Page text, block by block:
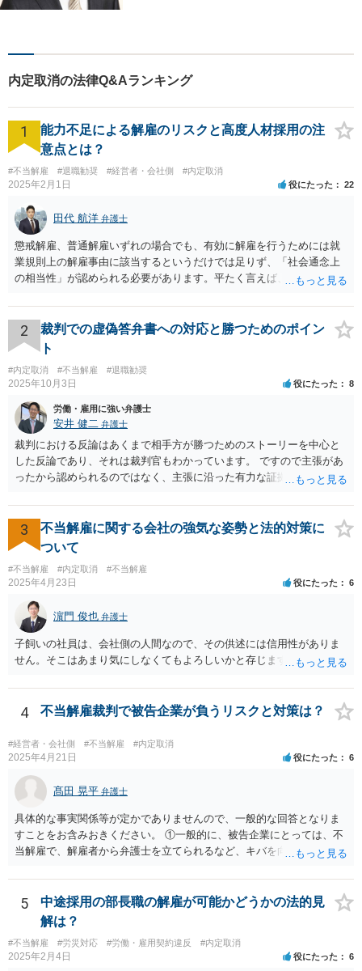
事案かどうかも含め、私が親
ぜひご相談ください。
内定取消の法律Q&Aランキング
1
能力不足による解雇のリスクと高度人材採用の注
意点とは？
#不当解雇 #退職勧奨 #経営者・会社側 #内定取消
2025年2月1日 役にたった 22
田代 航洋 弁護士
懲戒解雇、普通解雇いずれの場合でも、有効に解雇を行うためには就
業規則上の解雇事由に該当するというだけでは足りず、「社会通念上
の相当性」が認められる必要があります。平たく言えば、解雇の原因
れます。 日本の労働法上、解雇は非常にハードルが高いです。 解雇が
有効か無効かという点は能力不足の程度にもよりますが、顧問弁護士
の先生は具体的な事情を検討した上で能力不足の程度が解雇を有効と
するほどではないと判断されたのだと思います。 例えば、無断欠勤を
連続する、会社のお金を横領する等の場合には一発で解雇した場合で
も有効と判断されるケースも多いですが、たしかに能力不足のみの場
合はかなり解雇のハードルが高いと言わざるを得ません。 なお、懲戒
解雇の場合には、戒告、譴責、減給、出勤停止等解雇よりも軽い処分
を行い、改善を促したもののそれでも改善されない場合には解雇に踏
み切る等段階的に手順をい踏んだ場合は解雇が有効と判断される可能
性が高まります。 高度人材の中途社員だから直ちに解雇しやすいとい
うわけではありませんが、高度人材の中途社員の場合は雇用契約上、
相応に高い能力を求められているため能力不足か否かの判断が給与の
低い新卒の社員と比較すると厳格に判断される結果、解雇の有効性の
判断が比較的甘くなるという可能性はあると考えます。 もっとも、高
度人材の中途社員の場合でもやはり解雇のハードルは相応に高いもの
となります。 今回のようなリスクを避ける観点からは、会社側として
無期雇用契約ではなく有期雇用契約で募集する、試用期間付を設け
る、業務委託契約を検討するという方法もあり得るかと存じます。
（※業務委託契約を検討される場合は、運用面によっては実質的に雇
用契約関係であると判断されるリスクもありますので顧問弁護士の先
生にもご相談の上慎重にご判断ください。）
2
裁判での虚偽答弁書への対応と勝つためのポイン
ト
#内定取消 #不当解雇 #退職勧奨
2025年10月3日 役にたった 8
労働・雇用に強い弁護士
安井 健二 弁護士
裁判における反論はあくまで相手方が勝つためのストーリーを中心と
した反論であり、それは裁判官もわかっています。 ですので主張があ
ったから認められるのではなく、主張に沿った有力な証拠があるかど
で、あくまで証拠に基づいているか否かを念頭に読むことをお勧めし
ます。 あまり過敏に反応してしまうと、気疲れしてしまいます。 代理
人を信頼して自分の主張をきっちり提出してもらうことのほうが大事
ですので、いまの弁護士を信頼してコミュニケーションをとっていた
だければと思います。
3
不当解雇に関する会社の強気な姿勢と法的対策に
ついて
#不当解雇 #内定取消 #不当解雇
2025年4月23日 役にたった 6
濵門 俊也 弁護士
子飼いの社員は、会社側の人間なので、その供述には信用性がありま
せん。そこはあまり気にしなくてもよろしいかと存じます。
4 不当解雇裁判で被告企業が負うリスクと対策は？
#経営者・会社側 #不当解雇 #内定取消
2025年4月21日 役にたった 6
髙田 晃平 弁護士
具体的な事実関係等が定かでありませんので、一般的な回答となりま
すことをお含みおきください。 ①一般的に、被告企業にとっては、不
当解雇で、解雇者から弁護士を立てられるなど、キバを向けられるの
ついて専門的な知識、経験を有しておりますので、労働法規上の正当
な根拠がない場合に会社側の主張を通すのは難しくなる場合が多いか
と思われます。 もっとも、依頼者本人（労働者）の意向もあります
が、一定の落し所をもって交渉に当たることもあり、早期解決を実現
することも可能になる場合もあります。 弁護士を立てられたり裁判を
提起されると、会社側も弁護士に依頼して、長期的な対応が必要にな
5
中途採用の部長職の解雇が可能かどうかの法的見
解は？
#不当解雇 #労災対応 #労働・雇用契約違反 #内定取消
2025年2月4日 役にたった 6